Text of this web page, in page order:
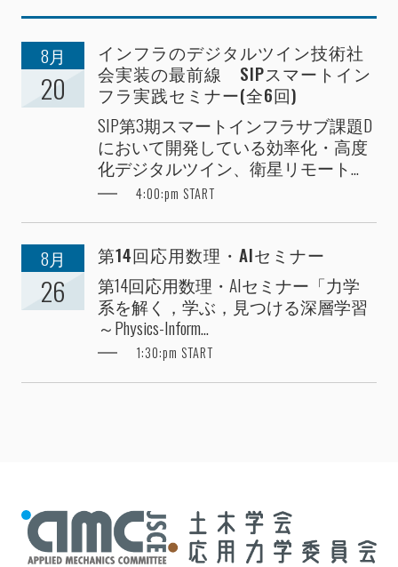
8月
20
インフラのデジタルツイン技術社
会実装の最前線 SIPスマートイン
フラ実践セミナー(全6回)
SIP第3期スマートインフラサブ課題D
において開発している効率化・高度
化デジタルツイン、衛星リモート...
4:00:pm START
8月
26
第14回応用数理・AIセミナー
第14回応用数理・AIセミナー「力学
系を解く，学ぶ，見つける深層学習
～Physics-Inform...
1:30:pm START